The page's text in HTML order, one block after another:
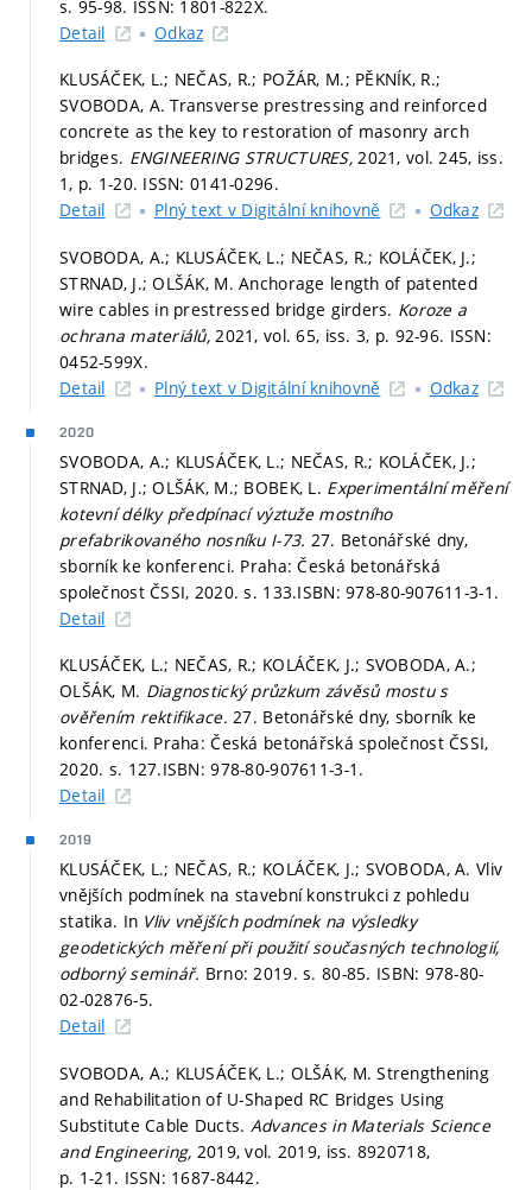
s. 95-98. ISSN: 1801-822X.
Detail
Odkaz
KLUSÁČEK, L.; NEČAS, R.; POŽÁR, M.; PĚKNÍK, R.;
SVOBODA, A. Transverse prestressing and reinforced
concrete as the key to restoration of masonry arch
bridges. ENGINEERING STRUCTURES,2021, vol. 245, iss.
1, p. 1-20. ISSN: 0141-0296.
Detail
Plný text v Digitální knihovně Odkaz
SVOBODA, A.; KLUSÁČEK, L.; NEČAS, R.; KOLÁČEK, J.;
STRNAD, J.; OLŠÁK, M. Anchorage length of patented
wire cables in prestressed bridge girders. Koroze a
ochrana materiálů, 2021, vol. 65, iss. 3, p. 92-96. ISSN:
0452-599X.
Detail
Plný text v Digitální knihovně Odkaz
2020
SVOBODA, A.; KLUSÁČEK, L.; NEČAS, R.; KOLÁČEK, J.;
STRNAD, J.; OLŠÁK, M.; BOBEK, L. Experimentální měření
kotevní délky předpínací výztuže mostního
prefabrikovaného nosníku I-73. 27. Betonářské dny,
sborník ke konferenci. Praha: Česká betonářská
společnost ČSSI, 2020.s. 133.ISBN: 978-80-907611-3-1.
Detail
KLUSÁČEK, L.; NEČAS, R.; KOLÁČEK, J.; SVOBODA, A.;
OLŠÁK, M. Diagnostický průzkum závěsů mostu s
ověřením rektifikace.27. Betonářské dny, sborník ke
konferenci. Praha: Česká betonářská společnost ČSSI,
2020. s. 127.ISBN: 978-80-907611-3-1.
Detail
2019
KLUSÁČEK, L.; NEČAS, R.; KOLÁČEK, J.; SVOBODA, A. Vliv
vnějších podmínek na stavební konstrukci z pohledu
statika. In Vliv vnějších podmínek na výsledky
geodetických měření při použití současných technologií,
odborný seminář. Brno: 2019.s. 80-85. ISBN: 978-80-
02-02876-5.
Detail
SVOBODA, A.; KLUSÁČEK, L.; OLŠÁK, M. Strengthening
and Rehabilitation of U-Shaped RC Bridges Using
Substitute Cable Ducts. Advances in Materials Science
and Engineering, 2019, vol. 2019, iss. 8920718,
p. 1-21. ISSN: 1687-8442.